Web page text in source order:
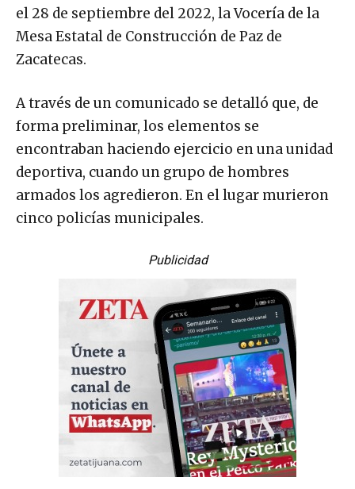
el 28 de septiembre del 2022, la Vocería de la
Mesa Estatal de Construcción de Paz de
Zacatecas.
A través de un comunicado se detalló que, de
forma preliminar, los elementos se
encontraban haciendo ejercicio en una unidad
deportiva, cuando un grupo de hombres
armados los agredieron. En el lugar murieron
cinco policías municipales.
Publicidad